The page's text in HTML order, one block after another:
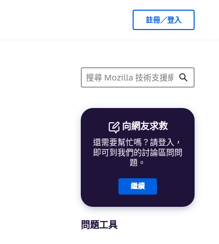
註冊／登入
向網友求救
還需要幫忙嗎？請登入，
即可到我們的討論區問問
題。
繼續
問題工具